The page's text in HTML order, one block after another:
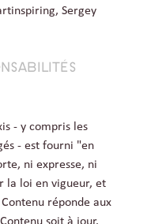
Sergey
- y compris les
- est fourni "en
ni expresse, ni
la loi en vigueur, et
réponde aux